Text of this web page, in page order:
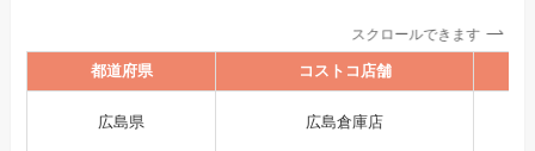
スクロールできます
都道府県 コストコ店舗
広島県 広島倉庫店